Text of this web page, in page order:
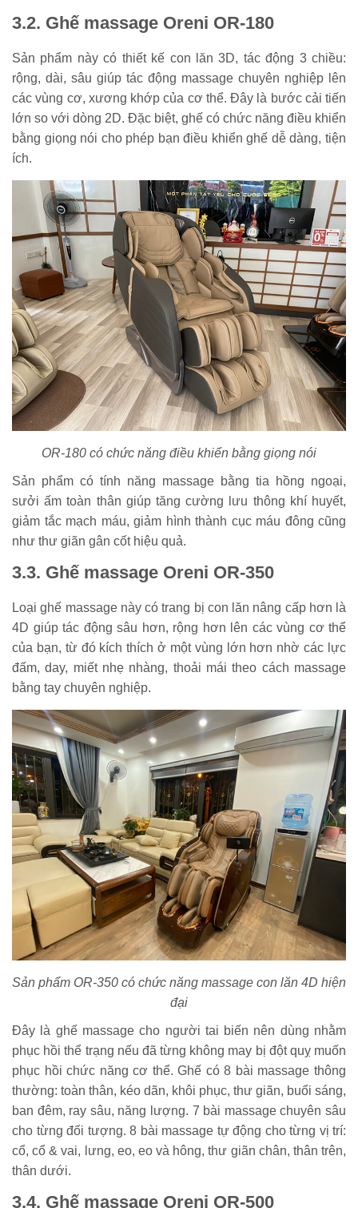
3.2. Ghế massage Oreni OR-180
Sản phẩm này có thiết kế con lăn 3D, tác động 3 chiều:
rộng, dài, sâu giúp tác động massage chuyên nghiệp lên
các vùng cơ, xương khớp của cơ thể. Đây là bước cải tiến
lớn so với dòng 2D. Đặc biệt, ghế có chức năng điều khiển
bằng giọng nói cho phép bạn điều khiển ghế dễ dàng, tiện
ích.
OR-180 có chức năng điều khiển bằng giọng nói
Sản phẩm có tính năng massage bằng tia hồng ngoại,
sưởi ấm toàn thân giúp tăng cường lưu thông khí huyết,
giảm tắc mạch máu, giảm hình thành cục máu đông cũng
như thư giãn gân cốt hiệu quả.
3.3. Ghế massage Oreni OR-350
Loại ghế massage này có trang bị con lăn nâng cấp hơn là
4D giúp tác động sâu hơn, rộng hơn lên các vùng cơ thể
của bạn, từ đó kích thích ở một vùng lớn hơn nhờ các lực
đấm, day, miết nhẹ nhàng, thoải mái theo cách massage
bằng tay chuyên nghiệp.
Sản phẩm OR-350 có chức năng massage con lăn 4D hiện
đại
Đây là ghế massage cho người tai biến nên dùng nhằm
phục hồi thể trạng nếu đã từng không may bị đột quỵ muốn
phục hồi chức năng cơ thể. Ghế có 8 bài massage thông
thường: toàn thân, kéo dãn, khôi phục, thư giãn, buổi sáng,
ban đêm, ray sâu, năng lượng. 7 bài massage chuyên sâu
cho từng đối tượng. 8 bài massage tự động cho từng vị trí:
cổ, cổ & vai, lưng, eo, eo và hông, thư giãn chân, thân trên,
thân dưới.
3.4. Ghế massage Oreni OR-500